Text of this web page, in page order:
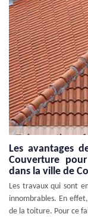
Les avantages
Couverture
dans la ville de
Les travaux qui sont
innombrables. En
de la toiture. Pour ce